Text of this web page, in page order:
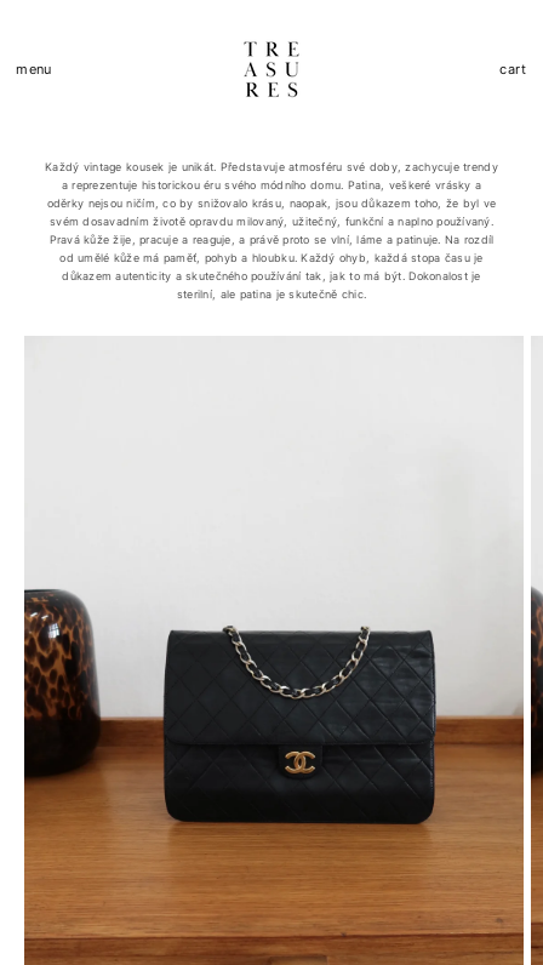
menu cart
Cart
Každý vintage kousek je unikát. Představuje atmosféru své doby, zachycuje trendy
a reprezentuje historickou éru svého módního domu. Patina, veškeré vrásky a
oděrky nejsou ničím, co by snižovalo krásu, naopak, jsou důkazem toho, že byl ve
svém dosavadním životě opravdu milovaný, užitečný, funkční a naplno používaný.
Pravá kůže žije, pracuje a reaguje, a právě proto se vlní, láme a patinuje. Na rozdíl
od umělé kůže má paměť, pohyb a hloubku. Každý ohyb, každá stopa času je
důkazem autenticity a skutečného používání tak, jak to má být. Dokonalost je
sterilní, ale patina je skutečně chic.
Skip to